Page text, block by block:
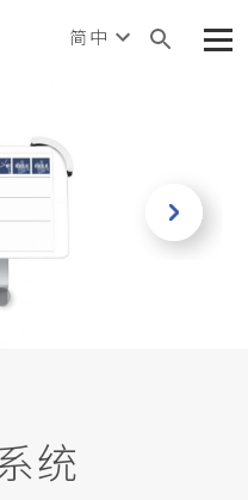
简中
统